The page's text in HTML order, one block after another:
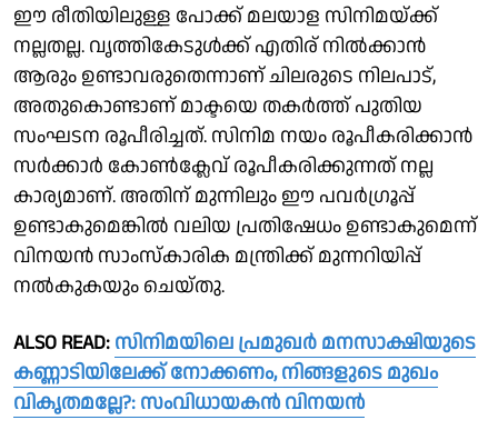
ഈ രീതിയിലുള്ള പോക്ക് മലയാള സിനിമയ്ക്ക്
നല്ലതല്ല. വൃത്തികേടുള്‍ക്ക് എതിര് നില്‍ക്കാന്‍
ആരും ഉണ്ടാവരുതെന്നാണ് ചിലരുടെ നിലപാട്,
അതുകൊണ്ടാണ് മാക്ടയെ തകര്‍ത്ത് പുതിയ
സംഘടന രൂപീരിച്ചത്. സിനിമ നയം രൂപീകരിക്കാന്‍
സര്‍ക്കാര്‍ കോണ്‍ക്ലേവ് രൂപീകരിക്കുന്നത് നല്ല
കാര്യമാണ്. അതിന് മുന്നിലും ഈ പവര്‍ഗ്രൂപ്പ്
ഉണ്ടാകുമെങ്കില്‍ വലിയ പ്രതിഷേധം ഉണ്ടാകുമെന്ന്
വിനയന്‍ സാംസ്കാരിക മന്ത്രിക്ക് മുന്നറിയിപ്പ്
നല്‍കുകയും ചെയ്തു.
ALSO READ: സിനിമയിലെ പ്രമുഖർ മനസാക്ഷിയുടെ
കണ്ണാടിയിലേക്ക് നോക്കണം, നിങ്ങളുടെ മുഖം
വികൃതമല്ലേ?: സംവിധായകൻ വിനയൻ